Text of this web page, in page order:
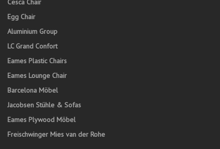
Cesca Chair
Egg Chair
Aluminium Group
LC Grand Confort
Eames Plastic Chairs
Eames Lounge Chair
Barcelona Möbel
Jacobsen Stühle & Sofas
Eames Plywood Möbel
Freischwinger Mies van der Rohe